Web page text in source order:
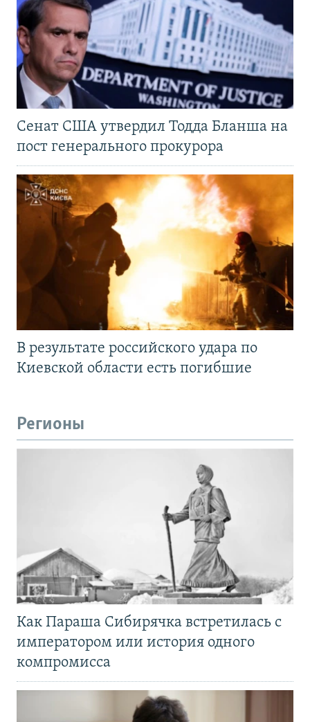
Сенат США утвердил Тодда Бланша на
пост генерального прокурора
В результате российского удара по
Киевской области есть погибшие
Регионы
Как Параша Сибирячка встретилась с
императором или история одного
компромисса